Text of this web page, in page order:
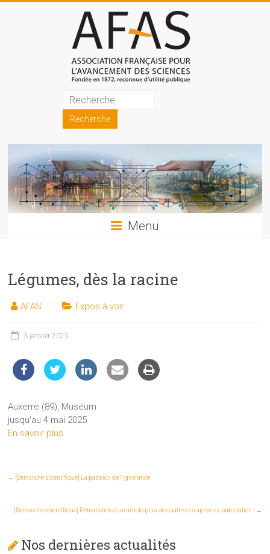
Association
française
pour
l'avancement
des
sciences
les
et
techniques
du
public
Menu
Légumes, dès la racine
AFAS Expos à voir
3 janvier 2025
Auxerre (89), Muséum
jusqu’au 4 mai 2025
En savoir plus
← [Démarche scientifique] La passion de l’ignorance
[Démarche scientifique] Rétractation d’un article plus de quatre ans après sa publication ! →
Nos dernières actualités